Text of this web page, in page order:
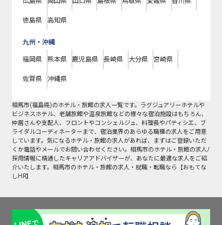
徳島県 高知県
九州・沖縄
福岡県 熊本県 鹿児島県 長崎県 大分県 宮崎県
佐賀県 沖縄県
相馬市(福島県)のホテル・旅館の求人一覧です。ラグジュアリーホテルや
ビジネスホテル、老舗旅館や温泉旅館などの様々な宿泊施設はもちろん、
仲居さんや支配人、フロントやコンシェルジュ、料理長やパティシエ、ブ
ライダルコーディネーターまで、宿泊業界のあらゆる職種の求人をご用意
しています。気になるホテル・旅館の求人があれば、まずはご登録いただ
くか電話やメールでお問い合わせください。相馬市のホテル・旅館の求人/
採用情報に精通したキャリアアドバイザーが、あなたに最適な求人をご紹
介いたします。相馬市のホテル・旅館の求人・就職・転職なら【おもてな
しHR】